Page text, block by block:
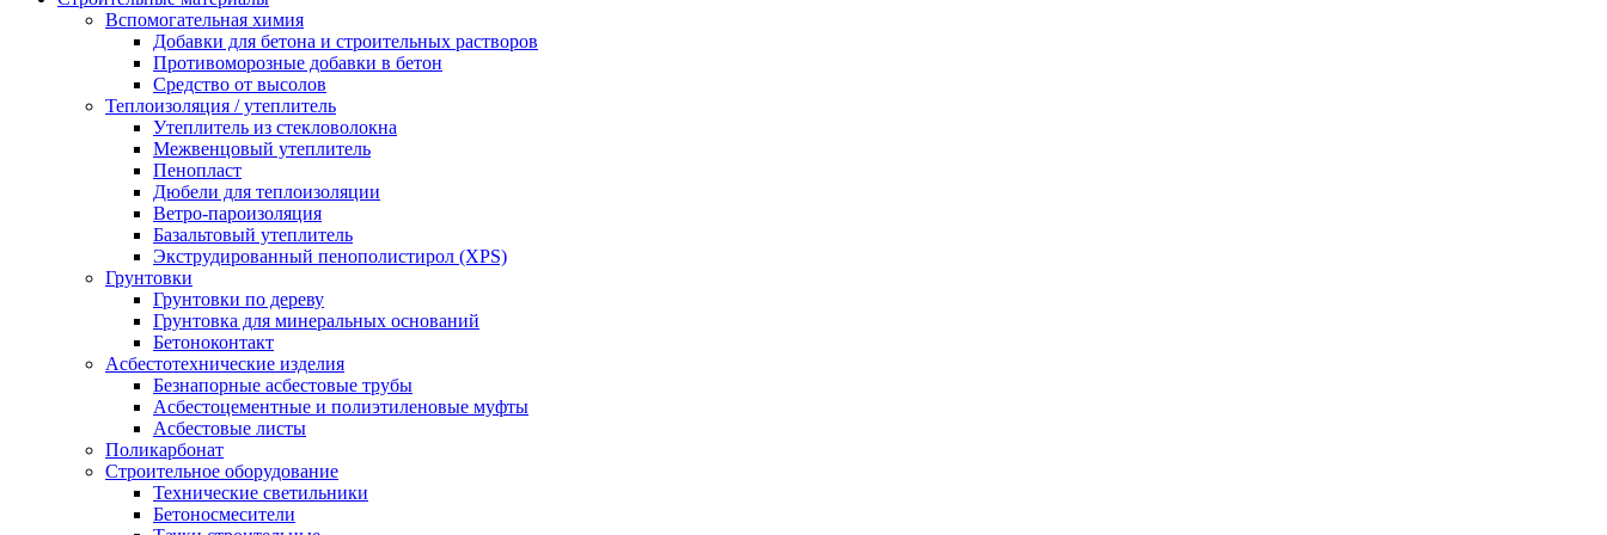
Вспомогательная химия
Добавки для бетона и строительных растворов
Противоморозные добавки в бетон
Средство от высолов
Теплоизоляция / утеплитель
Утеплитель из стекловолокна
Межвенцовый утеплитель
Пенопласт
Дюбели для теплоизоляции
Ветро-пароизоляция
Базальтовый утеплитель
Экструдированный пенополистирол (XPS)
Грунтовки
Грунтовки по дереву
Грунтовка для минеральных оснований
Бетоноконтакт
Асбестотехнические изделия
Безнапорные асбестовые трубы
Асбестоцементные и полиэтиленовые муфты
Асбестовые листы
Поликарбонат
Строительное оборудование
Технические светильники
Бетоносмесители